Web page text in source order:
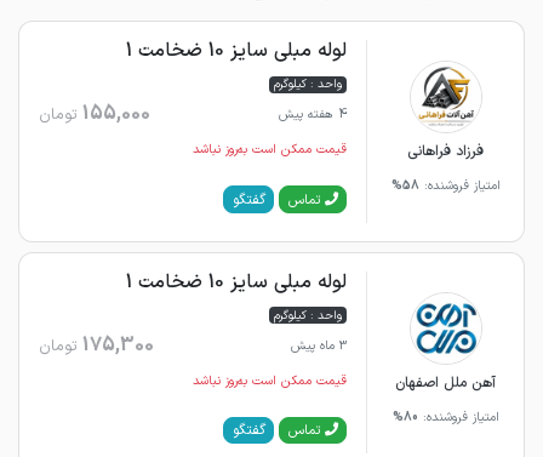
فرزاد فراهانی
امتیاز فروشنده: 58%
لوله مبلی سایز 10 ضخامت 1
واحد : کیلوگرم
4 هفته پیش
155,000 تومان
قیمت ممکن است به‌روز نباشد
تماس گفتگو
آهن ملل اصفهان
امتیاز فروشنده: 80%
لوله مبلی سایز 10 ضخامت 1
واحد : کیلوگرم
3 ماه پیش
175,300 تومان
قیمت ممکن است به‌روز نباشد
تماس گفتگو